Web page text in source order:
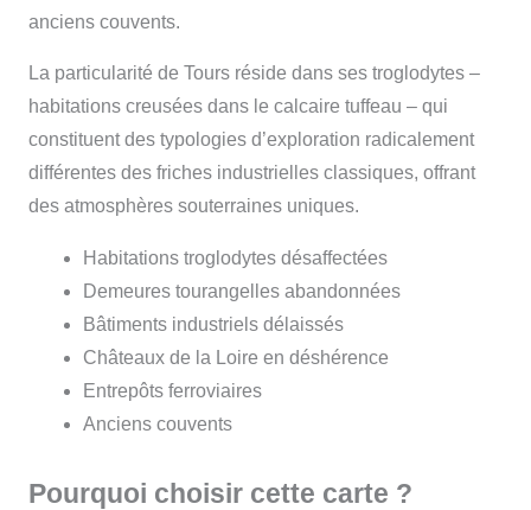
anciens couvents.
La particularité de Tours réside dans ses troglodytes –
habitations creusées dans le calcaire tuffeau – qui
constituent des typologies d’exploration radicalement
différentes des friches industrielles classiques, offrant
des atmosphères souterraines uniques.
Habitations troglodytes désaffectées
Demeures tourangelles abandonnées
Bâtiments industriels délaissés
Châteaux de la Loire en déshérence
Entrepôts ferroviaires
Anciens couvents
Pourquoi choisir cette carte ?